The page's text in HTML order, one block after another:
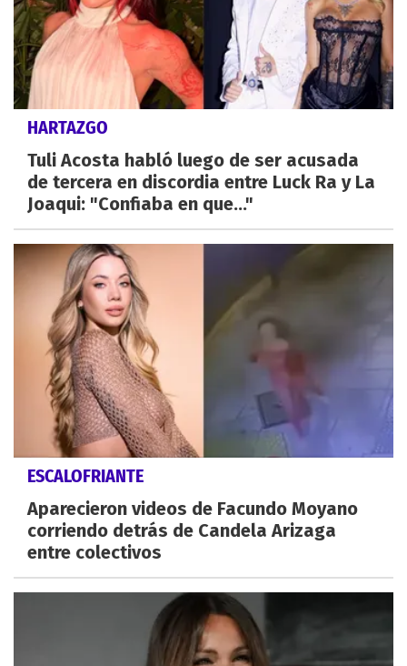
HARTAZGO
Tuli Acosta habló luego de ser acusada
de tercera en discordia entre Luck Ra y La
Joaqui: "Confiaba en que..."
ESCALOFRIANTE
Aparecieron videos de Facundo Moyano
corriendo detrás de Candela Arizaga
entre colectivos